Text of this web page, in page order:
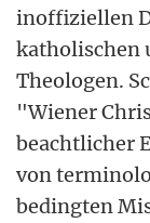
inoffiziellen
katholischen
Theologen.
"Wiener
beachtlicher
von
bedingten